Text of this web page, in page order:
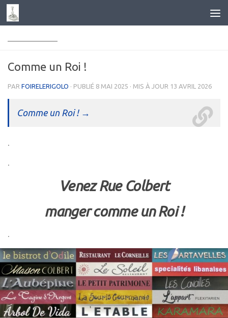
Skip to content
Comme un Roi !
PAR FOIRELERIGOLO · PUBLIÉ 8 MAI 2025 · MIS À JOUR 13 AVRIL 2026
Comme un Roi ! →
.
.
Venez Rue Colbert
manger comme un Roi !
.